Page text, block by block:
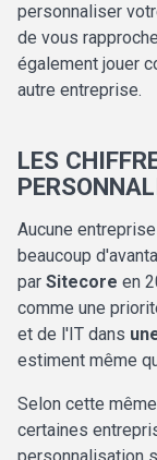
personnaliser
de vous
également jouer
autre entreprise.
LES
Aucune
beaucoup
par Sitecore en
comme une
et de l'IT dans
estiment même
Selon cette
certaines